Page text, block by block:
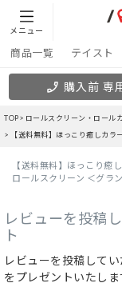
メニュー
商品一覧 テイスト
購入前 専
TOP ロールスクリーン・ロール
【送料無料】ほっこり癒しカ
【送料無料】ほっこり癒
ロールスクリーン ＜グラ
レビューを投稿
ト
レビューを投稿して
をプレゼントいたしま